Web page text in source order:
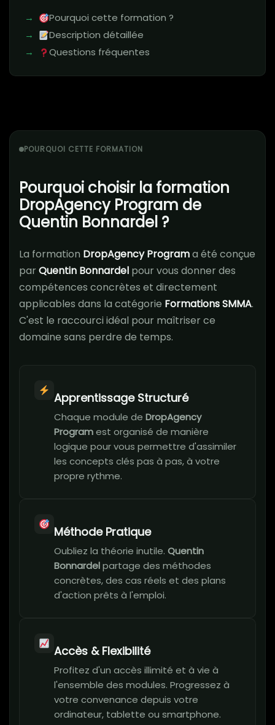
Pourquoi cette formation ?
Description détaillée
Questions fréquentes
POURQUOI CETTE FORMATION
Pourquoi choisir la formation
DropAgency Program de
Quentin Bonnardel ?
La formation DropAgency Programa été conçue
parQuentin Bonnardel pour vous donner des
compétences concrètes et directement
applicables dans la catégorie Formations SMMA.
C'est le raccourci idéal pour maîtriser ce
domaine sans perdre de temps.
Apprentissage Structuré
Chaque module de DropAgency
Programest organisé de manière
logique pour vous permettre d'assimiler
les concepts clés pas à pas, à votre
propre rythme.
Méthode Pratique
Oubliez la théorie inutile. Quentin
Bonnardelpartage des méthodes
concrètes, des cas réels et des plans
d'action prêts à l'emploi.
Accès & Flexibilité
Profitez d'un accès illimité et à vie à
l'ensemble des modules. Progressez à
votre convenance depuis votre
ordinateur, tablette ou smartphone.